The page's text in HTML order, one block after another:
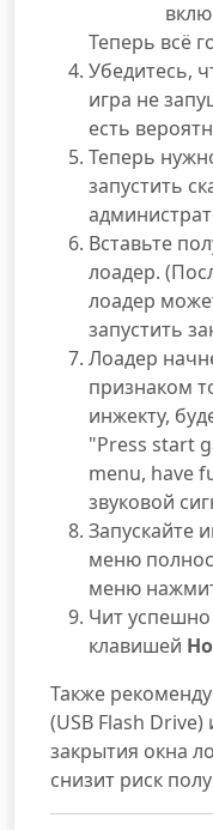
Теперь всё
Убедитесь,
игра не
есть
Теперь
запустить
Вставьте
лоадер.
лоадер
запустить
Лоадер
признаком
инжекту,
"Press start
menu, have
звуковой
Запускайте
меню
меню
Чит
клавишей
Также
(USB Flash
закрытия окна
снизит риск